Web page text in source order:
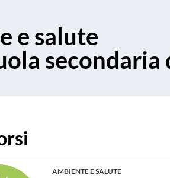
e salute
secondaria
AMBIENTE E SALUTE